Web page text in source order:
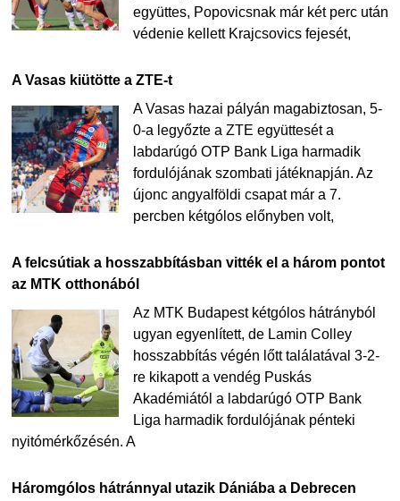
együttes, Popovicsnak már két perc után
védenie kellett Krajcsovics fejesét,
A Vasas kiütötte a ZTE-t
A Vasas hazai pályán magabiztosan, 5-
0-a legyőzte a ZTE együttesét a
labdarúgó OTP Bank Liga harmadik
fordulójának szombati játéknapján. Az
újonc angyalföldi csapat már a 7.
percben kétgólos előnyben volt,
A felcsútiak a hosszabbításban vitték el a három pontot
az MTK otthonából
Az MTK Budapest kétgólos hátrányból
ugyan egyenlített, de Lamin Colley
hosszabbítás végén lőtt találatával 3-2-
re kikapott a vendég Puskás
Akadémiától a labdarúgó OTP Bank
Liga harmadik fordulójának pénteki
nyitómérkőzésén. A
Háromgólos hátránnyal utazik Dániába a Debrecen